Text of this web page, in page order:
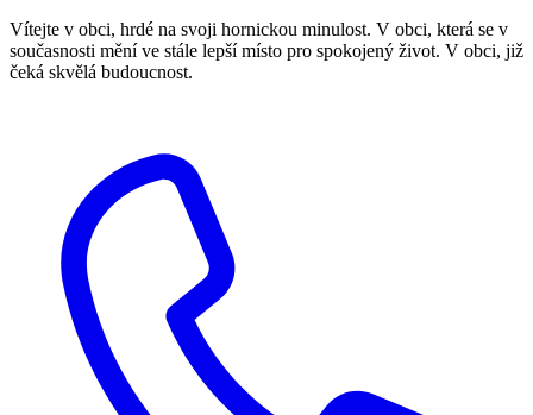
Vítejte v obci, hrdé na svoji hornickou minulost. V obci, která se v
současnosti mění ve stále lepší místo pro spokojený život. V obci, již
čeká skvělá budoucnost.